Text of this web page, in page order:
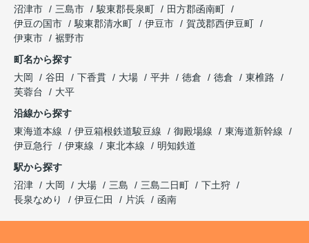
沼津市
三島市 駿東郡長泉町
田方郡函南町
伊豆の国市
駿東郡清水町 伊豆市
賀茂郡西伊豆町
伊東市
裾野市
町名から探す
大岡
谷田 下香貫 大場 平井 徳倉 徳倉
東椎路
芙蓉台
大平
沿線から探す
東海道本線
伊豆箱根鉄道駿豆線 御殿場線
東海道新幹線
伊豆急行
伊東線 東北本線
明知鉄道
駅から探す
沼津
大岡 大場 三島 三島二日町
下土狩
長泉なめり
伊豆仁田 片浜 函南